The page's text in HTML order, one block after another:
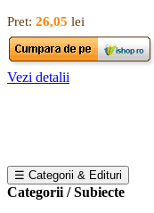
Pret: 26,05 lei
Vezi detalii
☰ Categorii & Edituri
Categorii / Subiecte